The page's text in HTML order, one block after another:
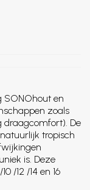
SONOhout en
zoals
draagcomfort). De
tropisch
is. Deze
/12 /14 en 16